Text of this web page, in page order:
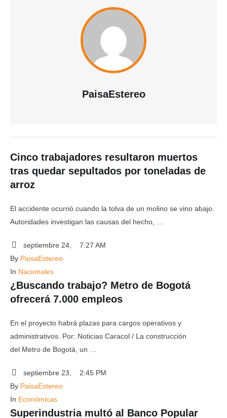
PaisaEstereo
Cinco trabajadores resultaron muertos
tras quedar sepultados por toneladas de
arroz
El accidente ocurrió cuando la tolva de un molino se vino abajo.
Autoridades investigan las causas del hecho, …
septiembre 24
7:27 AM
By PaisaEstereo
In Nacionales
¿Buscando trabajo? Metro de Bogotá
ofrecerá 7.000 empleos
En el proyecto habrá plazas para cargos operativos y
administrativos. Por: Noticias Caracol / La construcción
del Metro de Bogotá, un …
septiembre 23
2:45 PM
By PaisaEstereo
In Económicas
Superindustria multó al Banco Popular